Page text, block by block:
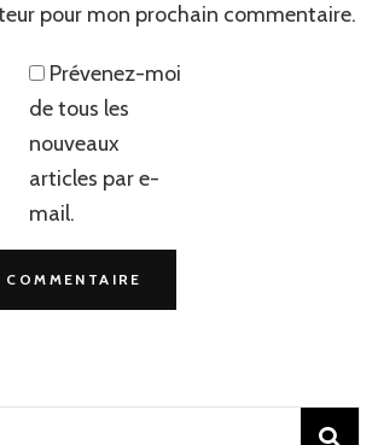
pour mon prochain commentaire.
Prévenez-moi
de tous les
nouveaux
articles par e-
mail.